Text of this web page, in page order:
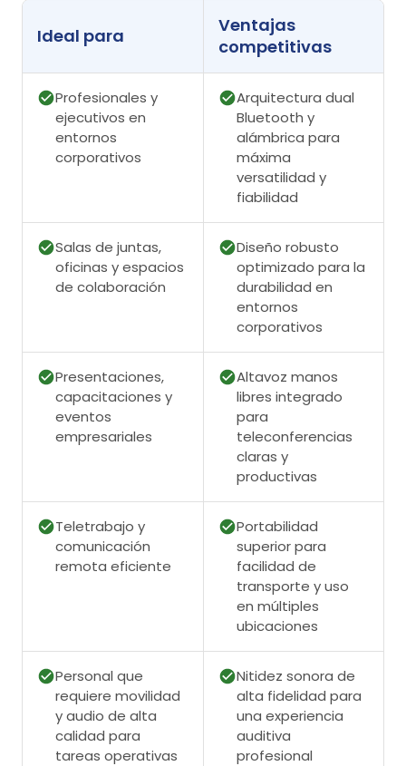
Ideal para
Ventajas
competitivas
Profesionales y
ejecutivos en
entornos
corporativos
Arquitectura dual
Bluetooth y
alámbrica para
máxima
versatilidad y
fiabilidad
Salas de juntas,
oficinas y espacios
de colaboración
Diseño robusto
optimizado para la
durabilidad en
entornos
corporativos
Presentaciones,
capacitaciones y
eventos
empresariales
Altavoz manos
libres integrado
para
teleconferencias
claras y
productivas
Teletrabajo y
comunicación
remota eficiente
Portabilidad
superior para
facilidad de
transporte y uso
en múltiples
ubicaciones
Personal que
requiere movilidad
y audio de alta
calidad para
tareas operativas
Nitidez sonora de
alta fidelidad para
una experiencia
auditiva
profesional